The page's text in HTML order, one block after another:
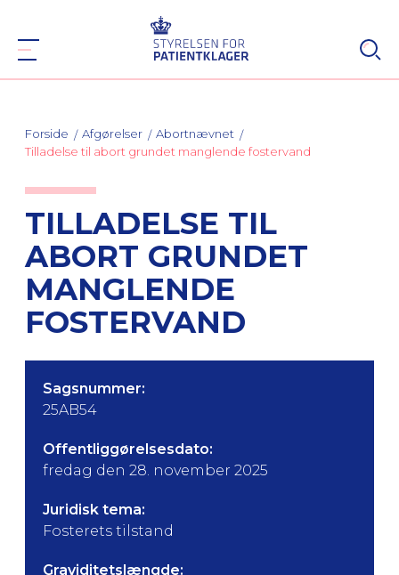
Forside Afgørelser
Abortnævnet
Tilladelse til abort grundet manglende fostervand
TILLADELSE TIL
ABORT GRUNDET
MANGLENDE
FOSTERVAND
Sagsnummer:
25AB54
Offentliggørelsesdato:
fredag den 28. november 2025
Juridisk tema:
Fosterets tilstand
Graviditetslængde: